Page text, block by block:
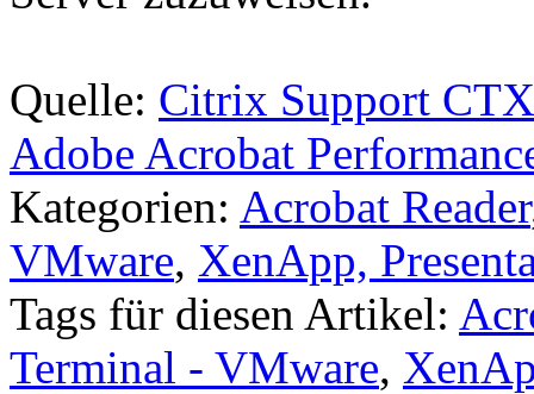
Quelle: Citrix Support
Adobe Acrobat
Kategorien: Acrobat Reader
VMware, XenApp,
Tags für diesen Artikel:
Terminal - VMware,